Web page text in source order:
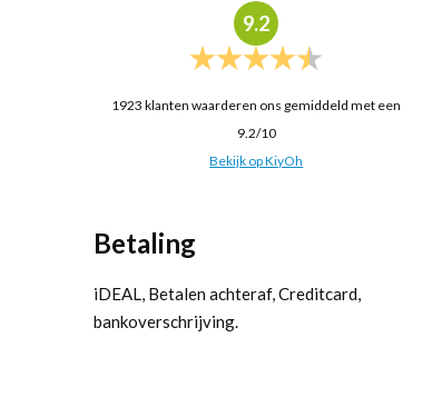
9.2
1923 klanten waarderen ons gemiddeld met een
9.2/10
Bekijk op KiyOh
Betaling
iDEAL, Betalen achteraf, Creditcard,
bankoverschrijving.